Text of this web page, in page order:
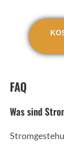
FAQ
Was sind